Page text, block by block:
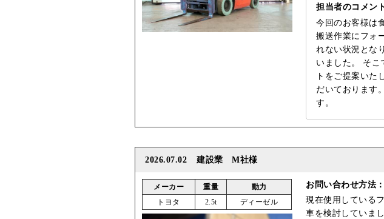
担当者のコメン
今回のお客様は
搬送作業にフォ
れない状況とな
いました。 そこ
トをご提案いた
だいております
す。
2026.07.02 建設業 M社様
メーカー 重量
動力
トヨタ
2.5t ディーゼル
お問い合わせ方法
現在使用している
車を検討していまし